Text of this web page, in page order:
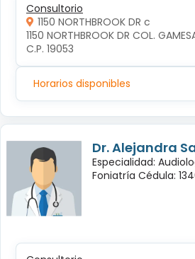
Consultorio
1150 NORTHBROOK DR c
1150 NORTHBROOK DR COL.
C.P. 19053
Horarios disponibles
Dr. Alejandra
Especialidad:
Foniatría Cédula: